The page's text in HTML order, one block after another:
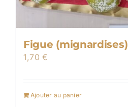
Figue (mignardises)
1,70€
Ajouter au panier